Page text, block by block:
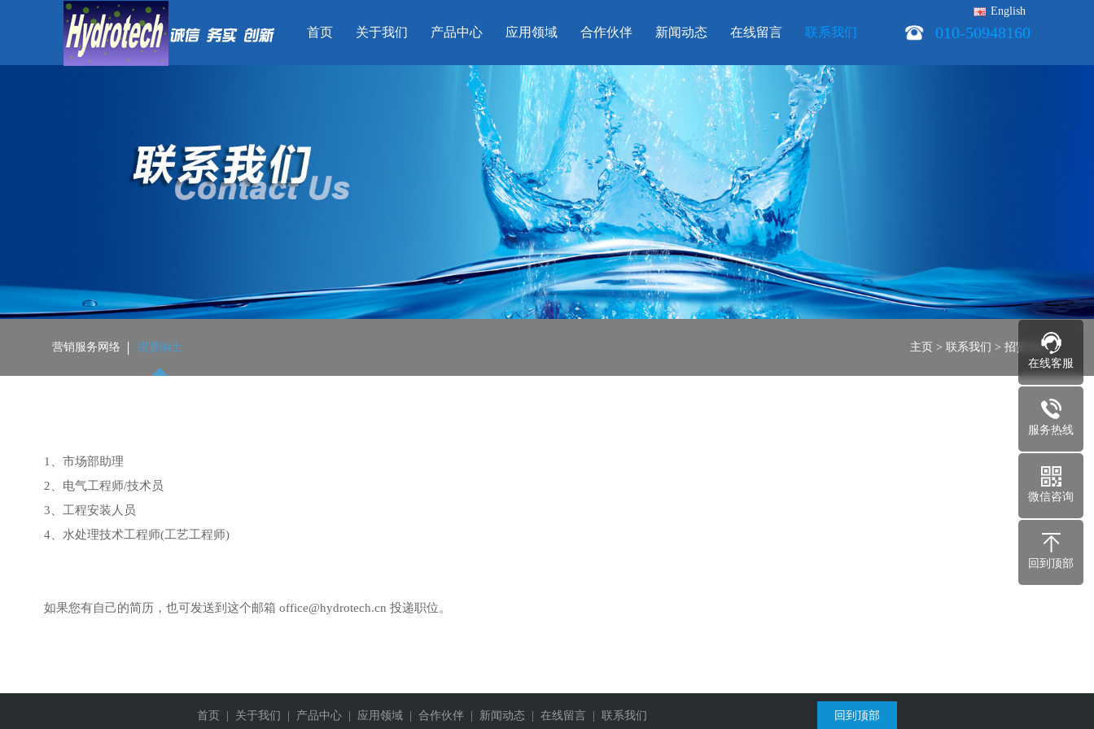
English
首页 关于我们 产品中心 应用领域 合作伙伴 新闻动态 在线留言 联系我们 010-50948160
营销服务网络 招贤纳士 主页 >联系我们 >招贤纳士
1、市场部助理
2、电气工程师/技术员
3、工程安装人员
4、水处理技术工程师(工艺工程师)
如果您有自己的简历，也可发送到这个邮箱 office@hydrotech.cn 投递职位。
首页 | 关于我们 | 产品中心| 应用领域| 合作伙伴| 新闻动态| 在线留言| 联系我们 回到顶部
在线客服
服务热线
微信咨询
回到顶部